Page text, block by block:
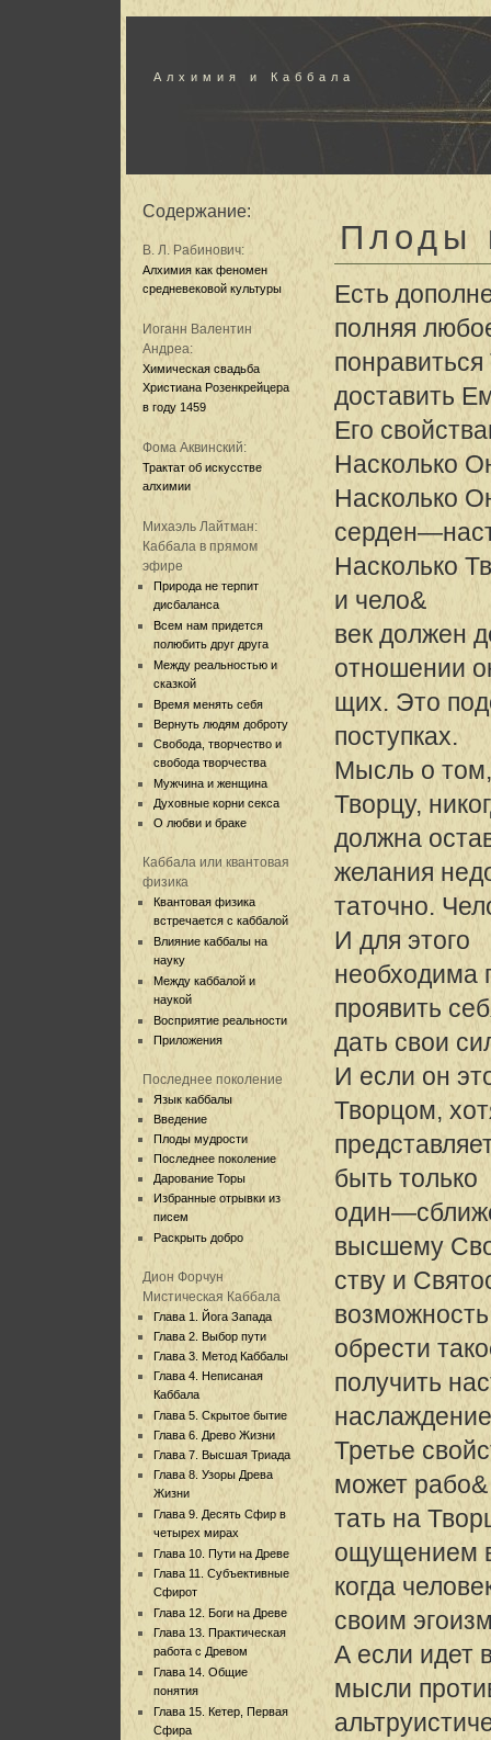
Алхимия и Каббала
Содержание:
В. Л. Рабинович:
Алхимия как феномен
средневековой культуры
Иоганн Валентин
Андреа:
Химическая свадьба
Христиана Розенкрейцера
в году 1459
Фома Аквинский:
Трактат об искусстве
алхимии
Михаэль Лайтман:
Каббала в прямом
эфире
Природа не терпит
дисбаланса
Всем нам придется
полюбить друг друга
Между реальностью и
сказкой
Время менять себя
Вернуть людям доброту
Свобода, творчество и
свобода творчества
Мужчина и женщина
Духовные корни секса
О любви и браке
Каббала или квантовая
физика
Квантовая физика
встречается с каббалой
Влияние каббалы на
науку
Между каббалой и
наукой
Восприятие реальности
Приложения
Последнее поколение
Язык каббалы
Введение
Плоды мудрости
Последнее поколение
Дарование Торы
Избранные отрывки из
писем
Раскрыть добро
Дион Форчун
Мистическая Каббала
Глава 1. Йога Запада
Глава 2. Выбор пути
Глава 3. Метод Каббалы
Глава 4. Неписаная
Каббала
Глава 5. Скрытое бытие
Глава 6. Древо Жизни
Глава 7. Высшая Триада
Глава 8. Узоры Древа
Жизни
Глава 9. Десять Сфир в
четырех мирах
Глава 10. Пути на Древе
Глава 11. Субъективные
Сфирот
Глава 12. Боги на Древе
Глава 13. Практическая
работа с Древом
Глава 14. Общие
понятия
Глава 15. Кетер, Первая
Сфира
Плоды
Есть
полняя
понравиться
доставить
Его
Насколько
Насколько
Насколько
и чело&
век должен
отношении
щих. Это
поступках.
Мысль о том,
Творцу,
должна
желания
таточно.
И для этого
необходима
проявить
дать свои
И если он
Творцом,
быть только
высшему
ству и
обрести
получить
Третье
может рабо&
тать на
ощущением
когда
своим
А если идет
мысли